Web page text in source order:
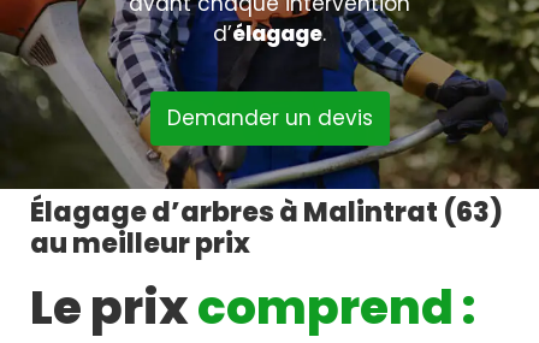
d’élagage.
Demander un devis
Élagage d’arbres à Malintrat (63)
au meilleur prix
Le prixcomprend :